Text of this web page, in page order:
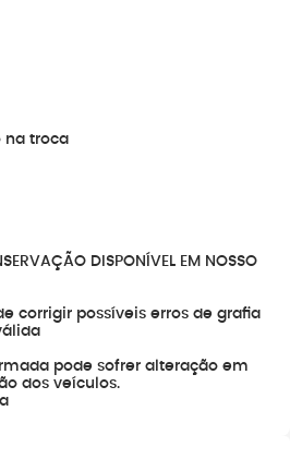
na troca
DISPONÍVEL EM NOSSO
corrigir possíveis erros de grafia
pode sofrer alteração em
dos veículos.